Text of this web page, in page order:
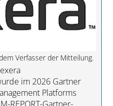
Verfasser der Mitteilung.
im 2026 Gartner
Platforms